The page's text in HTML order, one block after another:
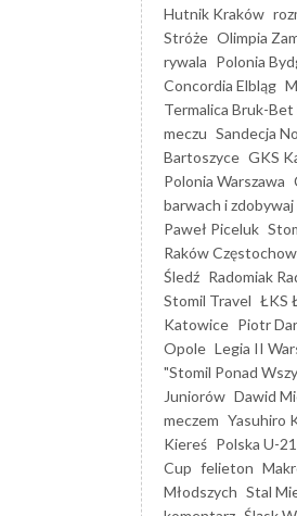
Hutnik Kraków
Stróże Olimpia
rywala Polonia
Concordia Elbląg
Termalica Bruk-Bet
meczu Sandecja
Bartoszyce GKS
Polonia Warszawa
barwach i
Paweł Piceluk
Raków
Śledź Radomiak
Stomil Travel ŁKS
Katowice Piotr
Opole Legia II
"Stomil Ponad
Juniorów Dawid
meczem Yasuhiro
Kiereś Polska U-21
Cup felieton
Młodszych Stal